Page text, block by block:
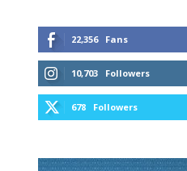
22,356 Fans
10,703 Followers
678 Followers